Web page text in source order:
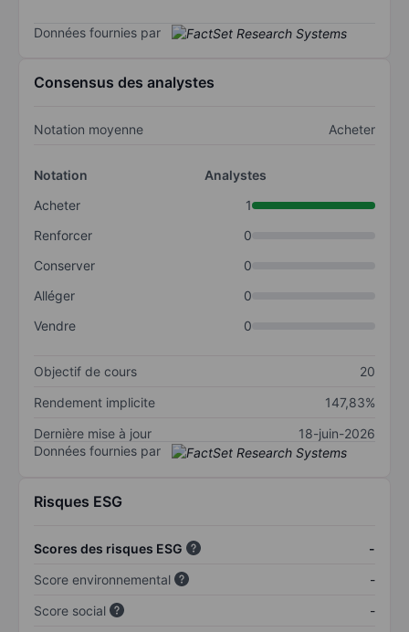
Données fournies par
Consensus des analystes
Notation moyenne Acheter
Notation
Analystes
Acheter
1
Renforcer
0
Conserver
0
Alléger
0
Vendre
0
Objectif de cours
20
Rendement implicite
147,83%
Dernière mise à jour
18-juin-2026
Données fournies par
Risques ESG
Scores des risques ESG
-
Score environnemental
-
Score social
-